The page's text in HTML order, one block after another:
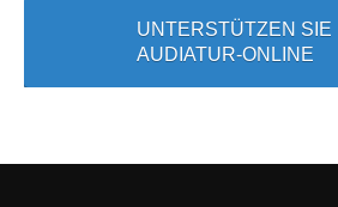
UNTERSTÜTZEN SIE
AUDIATUR-ONLINE